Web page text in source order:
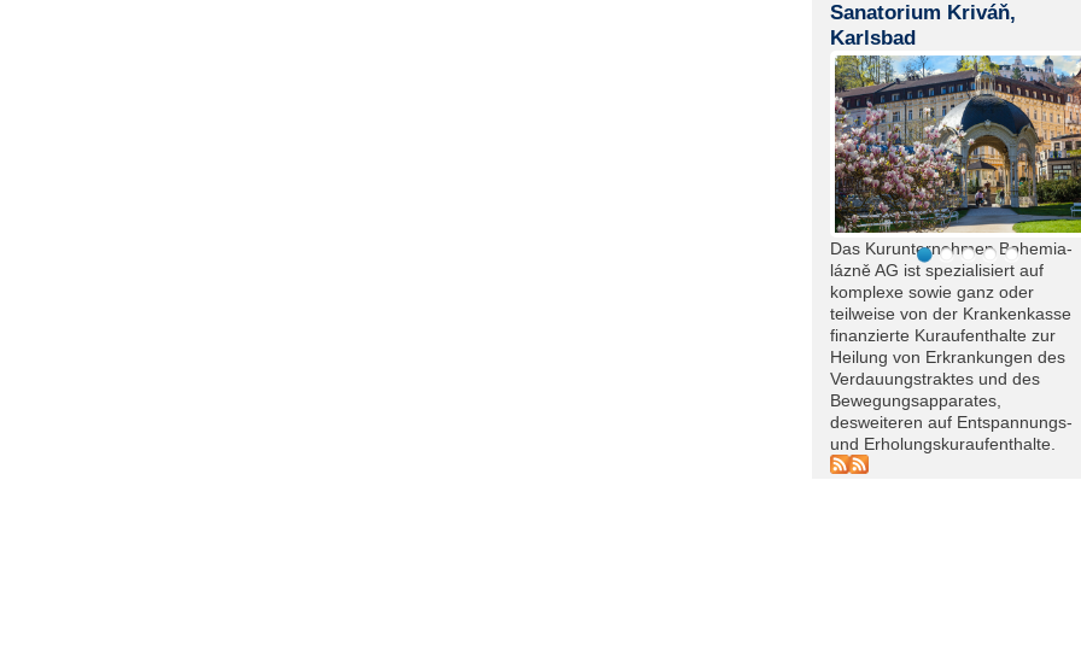
Sanatorium Kriváň,
Karlsbad
Das Kurunternehmen Bohemia-
lázně AG ist spezialisiert auf
komplexe sowie ganz oder
teilweise von der Krankenkasse
finanzierte Kuraufenthalte zur
Heilung von Erkrankungen des
Verdauungstraktes und des
Bewegungsapparates,
desweiteren auf Entspannungs-
und Erholungskuraufenthalte.